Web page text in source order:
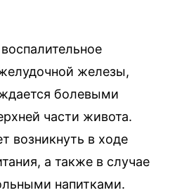
железы,
болевыми
части живота.
возникнуть в ходе
а также в случае
напитками.